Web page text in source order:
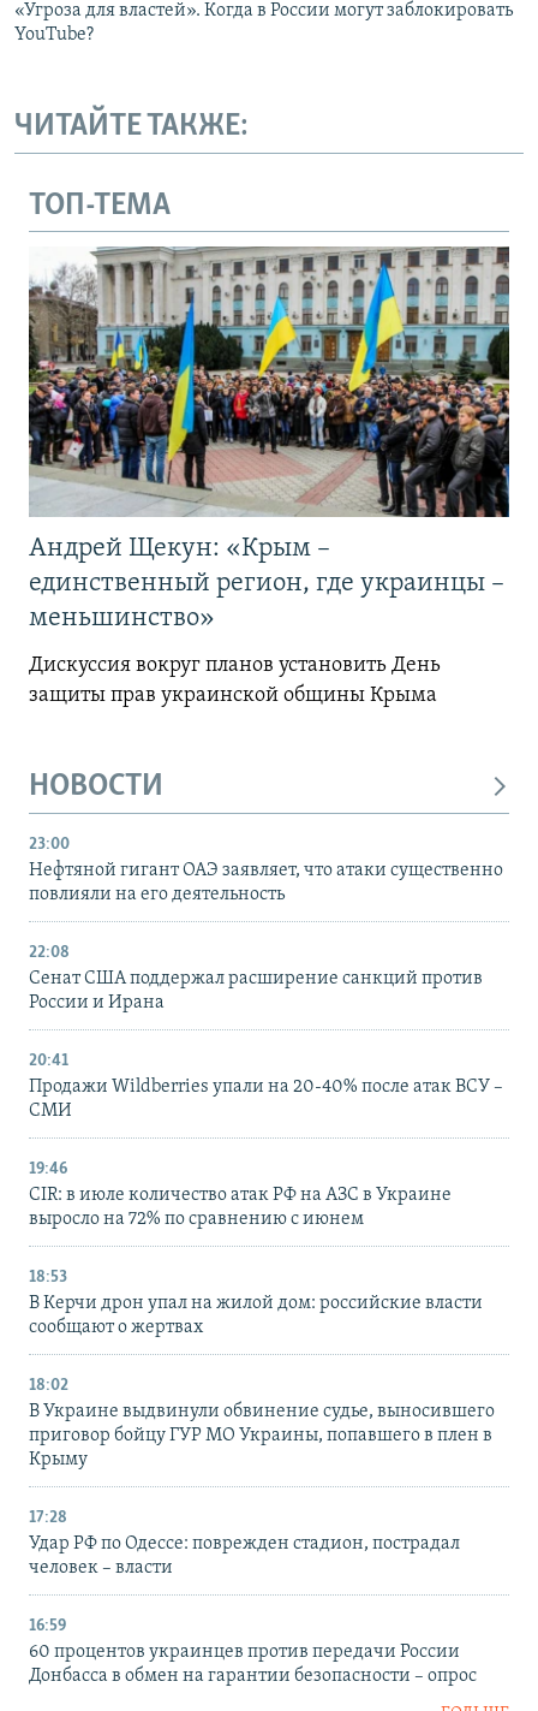
«Угроза для властей». Когда в России могут заблокировать
YouTube?
ЧИТАЙТЕ ТАКЖЕ:
ТОП-ТЕМА
Андрей Щекун: «Крым –
единственный регион, где украинцы –
меньшинство»
Дискуссия вокруг планов установить День
защиты прав украинской общины Крыма
НОВОСТИ
23:00
Нефтяной гигант ОАЭ заявляет, что атаки существенно
повлияли на его деятельность
22:08
Сенат США поддержал расширение санкций против
России и Ирана
20:41
Продажи Wildberries упали на 20-40% после атак ВСУ –
СМИ
19:46
CIR: в июле количество атак РФ на АЗС в Украине
выросло на 72% по сравнению с июнем
18:53
В Керчи дрон упал на жилой дом: российские власти
сообщают о жертвах
18:02
В Украине выдвинули обвинение судье, выносившего
приговор бойцу ГУР МО Украины, попавшего в плен в
Крыму
17:28
Удар РФ по Одессе: поврежден стадион, пострадал
человек – власти
16:59
60 процентов украинцев против передачи России
Донбасса в обмен на гарантии безопасности – опрос